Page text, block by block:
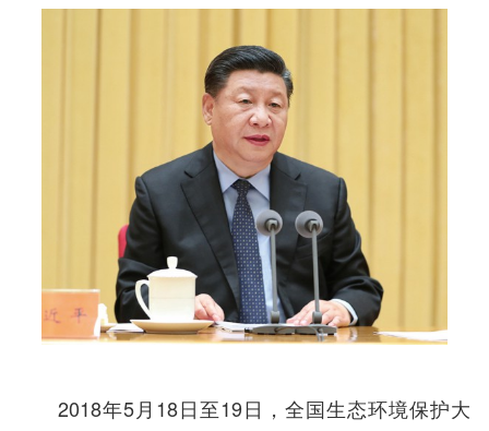
2018年5月18日至19日，全国生态环境保护大